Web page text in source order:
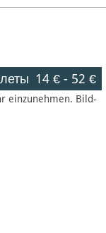
14 €- 52 €
einzunehmen. Bild-